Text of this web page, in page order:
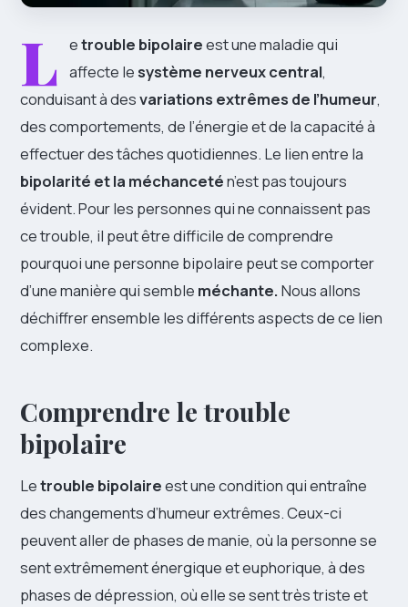
L etrouble bipolaireest une maladie qui
affecte lesystème nerveux central,
conduisant à desvariations extrêmes de l’humeur,
des comportements, de l’énergie et de la capacité à
effectuer des tâches quotidiennes. Le lien entre la
bipolarité et la méchancetén’est pas toujours
évident. Pour les personnes qui ne connaissent pas
ce trouble, il peut être difficile de comprendre
pourquoi une personne bipolaire peut se comporter
d’une manière qui semble méchante. Nous allons
déchiffrer ensemble les différents aspects de ce lien
complexe.
Comprendre le trouble
bipolaire
Letrouble bipolaireest une condition qui entraîne
des changements d’humeur extrêmes. Ceux-ci
peuvent aller de phases de manie, où la personne se
sent extrêmement énergique et euphorique, à des
phases de dépression, où elle se sent très triste et